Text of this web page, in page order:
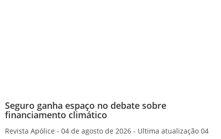
Seguro ganha espaço no debate sobre
financiamento climático
Revista Apólice - 04 de agosto de 2026 - Ultima atualização 04